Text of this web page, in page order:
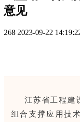
意见
268 2023-09-22
江苏省工程建
组合支撑应用技